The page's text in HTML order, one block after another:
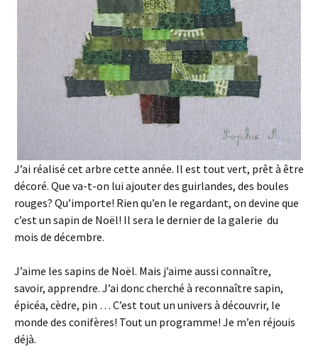
J’ai réalisé cet arbre cette année. Il est tout vert, prêt à être
décoré. Que va-t-on lui ajouter des guirlandes, des boules
rouges? Qu’importe! Rien qu’en le regardant, on devine que
c’est un sapin de Noël! Il sera le dernier de la galerie du
mois de décembre.
J’aime les sapins de Noël. Mais j’aime aussi connaître,
savoir, apprendre. J’ai donc cherché à reconnaître sapin,
épicéa, cèdre, pin … C’est tout un univers à découvrir, le
monde des conifères! Tout un programme! Je m’en réjouis
déjà.